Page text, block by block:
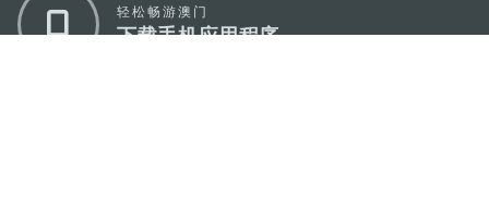
轻松畅游澳门
下载手机应用程序